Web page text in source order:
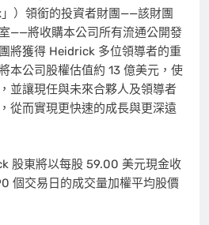
）領銜的投資者財團——該財團
——將收購本公司所有流通公開發
將獲得 Heidrick 多位領導者的重
本公司股權估值約 13 億美元，使
並讓現任與未來合夥人及領導者
從而實現更快速的成長與更深遠
股東將以每股 59.00 美元現金收
個交易日的成交量加權平均股價